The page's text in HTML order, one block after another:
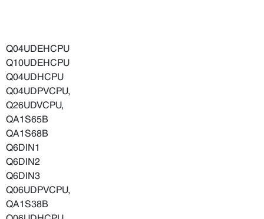
Q04UDEHCPU
Q10UDEHCPU
Q04UDHCPU
Q04UDPVCPU,
Q26UDVCPU,
QA1S65B
QA1S68B
Q6DIN1
Q6DIN2
Q6DIN3
Q06UDPVCPU,
QA1S38B